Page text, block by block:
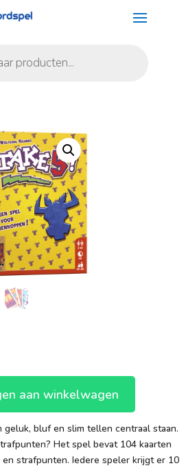
aan winkelwagen
geluk, bluf en slim tellen centraal staan.
Het spel bevat 104 kaarten
strafpunten. Iedere speler krijgt er 10